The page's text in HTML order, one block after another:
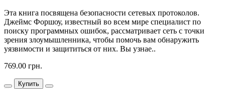
Эта книга посвящена безопасности сетевых протоколов.
Джеймс Форшоу, известный во всем мире специалист по
поиску программных ошибок, рассматривает сеть с точки
зрения злоумышленника, чтобы помочь вам обнаружить
уязвимости и защититься от них. Вы узнае..
769.00 грн.
Купить